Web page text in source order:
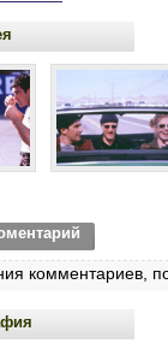
комментариев,